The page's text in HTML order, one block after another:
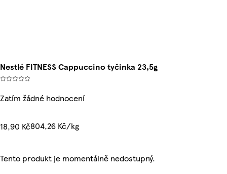
Nestlé FITNESS Cappuccino tyčinka 23,5g
Zatím žádné hodnocení
18,90 Kč804,26 Kč/kg
Tento produkt je momentálně nedostupný.